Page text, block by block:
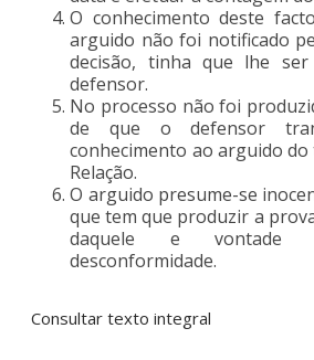
O conhecimento deste
arguido não foi notificado
decisão, tinha que lhe
defensor.
No processo não foi
de que o defensor
conhecimento ao arguido do
Relação.
O arguido presume-se
que tem que produzir a
daquele e
desconformidade.
Consultar texto integral